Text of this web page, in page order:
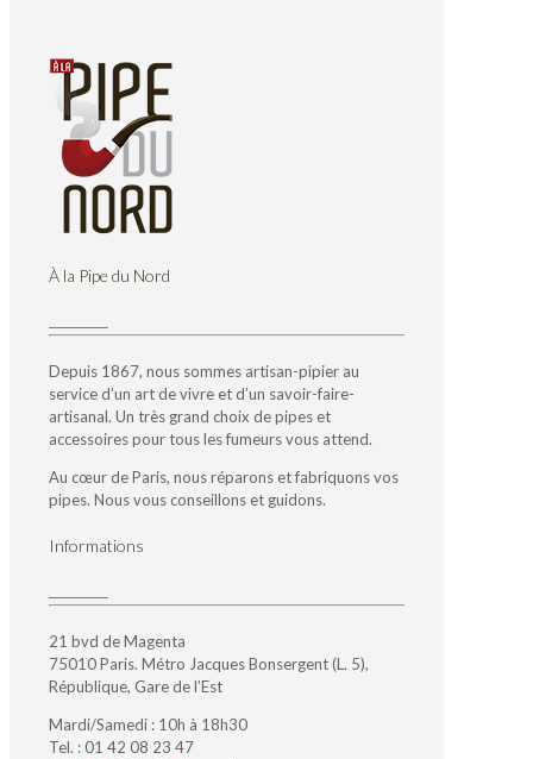
À la Pipe du Nord
Depuis 1867, nous sommes artisan-pipier au
service d’un art de vivre et d’un savoir-faire-
artisanal. Un très grand choix de pipes et
accessoires pour tous les fumeurs vous attend.
Au cœur de Paris, nous réparons et fabriquons vos
pipes. Nous vous conseillons et guidons.
Informations
21 bvd de Magenta
75010 Paris. Métro Jacques Bonsergent (L. 5),
République, Gare de l’Est
Mardi/Samedi : 10h à 18h30
Tel. : 01 42 08 23 47